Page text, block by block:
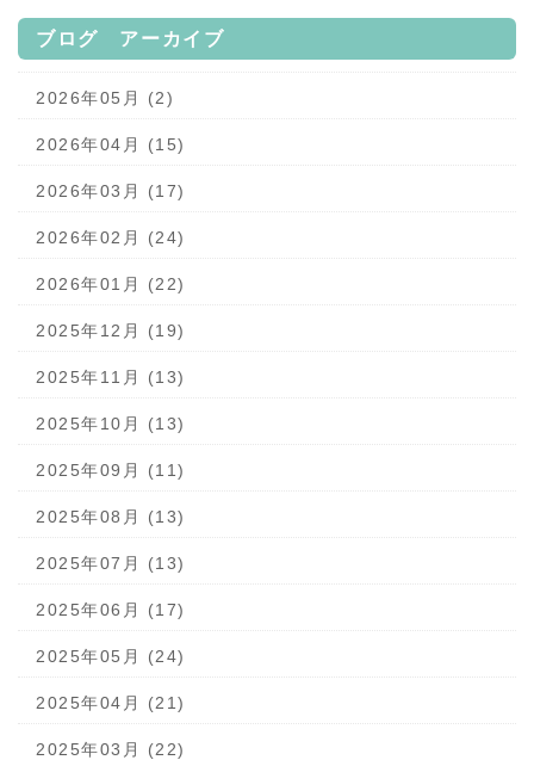
ブログ アーカイブ
2026年05月 (2)
2026年04月 (15)
2026年03月 (17)
2026年02月 (24)
2026年01月 (22)
2025年12月 (19)
2025年11月 (13)
2025年10月 (13)
2025年09月 (11)
2025年08月 (13)
2025年07月 (13)
2025年06月 (17)
2025年05月 (24)
2025年04月 (21)
2025年03月 (22)